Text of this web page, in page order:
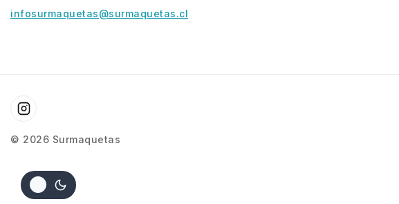
infosurmaquetas@surmaquetas.cl
© 2026 Surmaquetas